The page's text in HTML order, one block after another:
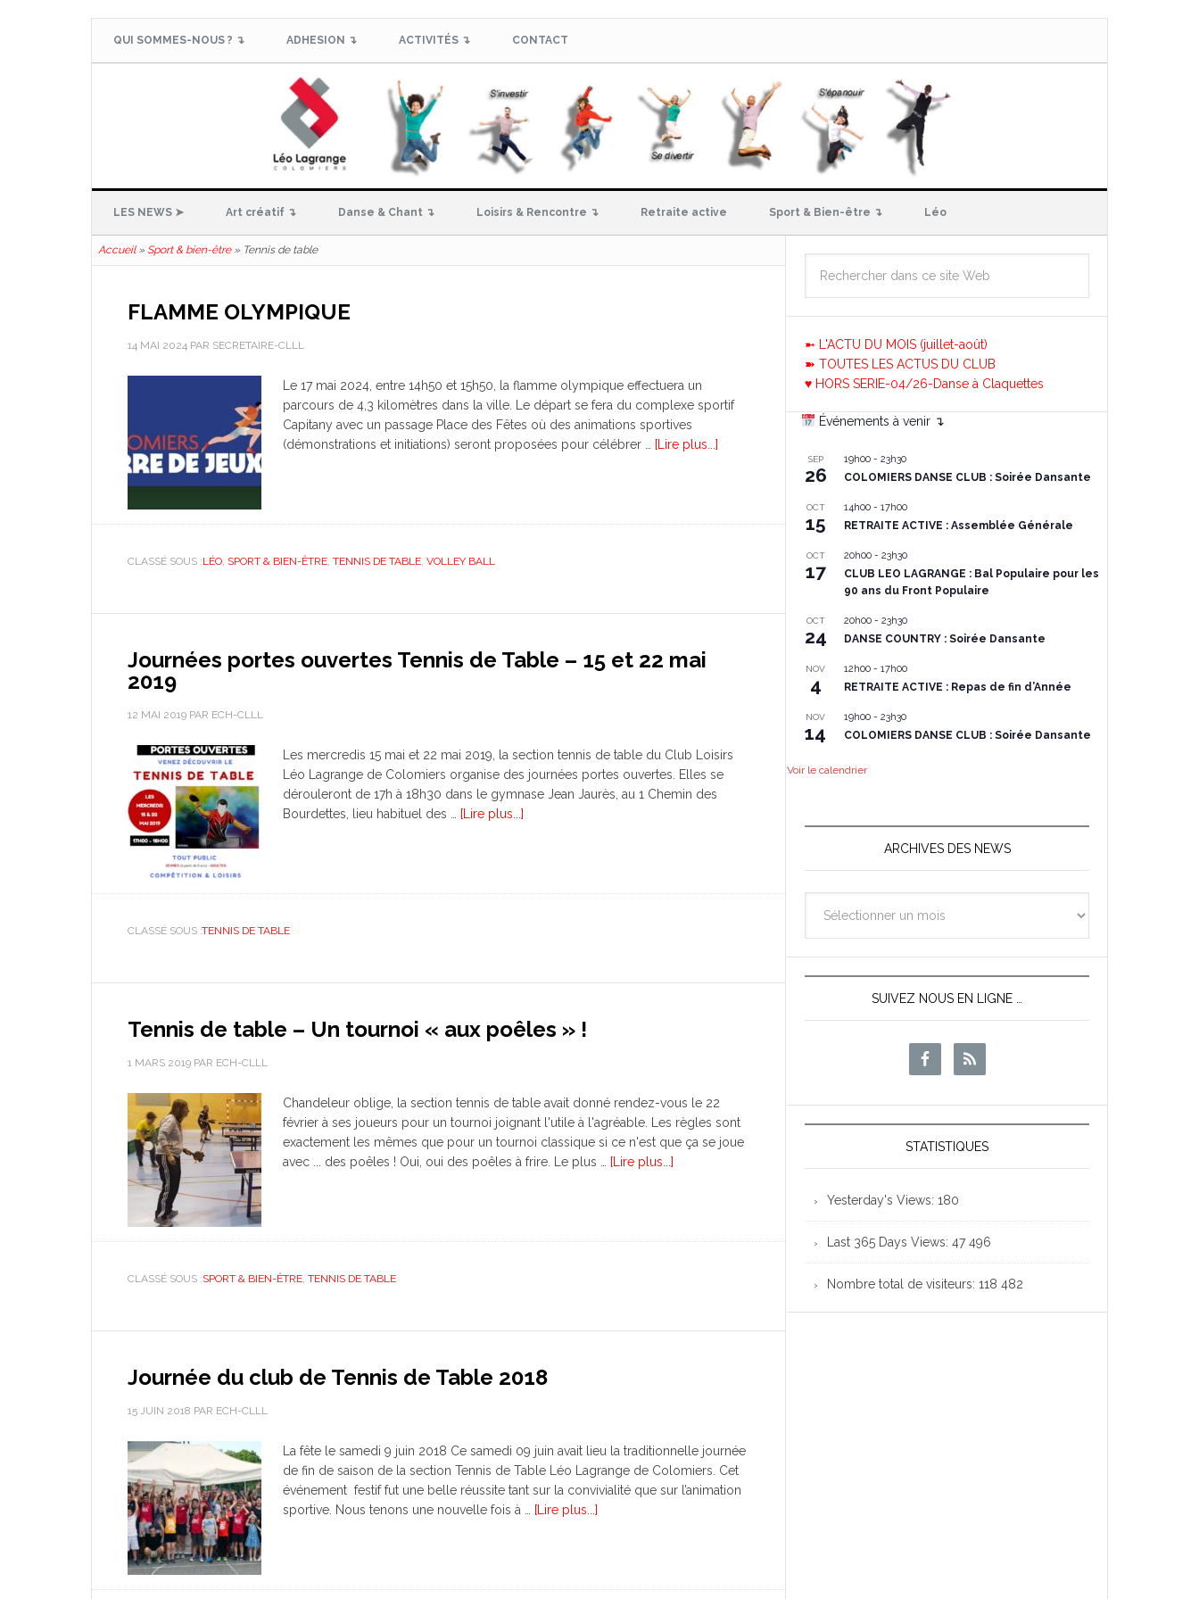
QUI SOMMES-NOUS ? ↴ ADHESION ↴ ACTIVITÉS ↴ CONTACT
LES NEWS ➤ Art créatif ↴ Danse & Chant ↴ Loisirs & Rencontre ↴ Retraite active Sport & Bien-être ↴ Léo
Accueil» Sport & bien-être» Tennis de table
FLAMME OLYMPIQUE
14 MAI 2024 PAR SECRETAIRE-CLLL
Le 17 mai 2024, entre 14h50 et 15h50, la flamme olympique effectuera un
parcours de 4,3 kilomètres dans la ville. Le départ se fera du complexe sportif
Capitany avec un passage Place des Fêtes où des animations sportives
(démonstrations et initiations) seront proposées pour célébrer …
[Lire plus...]
CLASSÉ SOUS :LÉO, SPORT & BIEN-ÊTRE, TENNIS DE TABLE, VOLLEY BALL
Journées portes ouvertes Tennis de Table – 15 et 22 mai
2019
12 MAI 2019 PAR ECH-CLLL
Les mercredis 15 mai et 22 mai 2019, la section tennis de table du Club Loisirs
Léo Lagrange de Colomiers organise des journées portes ouvertes. Elles se
dérouleront de 17h à 18h30 dans le gymnase Jean Jaurès, au 1 Chemin des
Bourdettes, lieu habituel des …
[Lire plus...]
CLASSÉ SOUS :TENNIS DE TABLE
Tennis de table – Un tournoi « aux poêles » !
1 MARS 2019 PAR ECH-CLLL
Chandeleur oblige, la section tennis de table avait donné rendez-vous le 22
février à ses joueurs pour un tournoi joignant l'utile à l'agréable. Les règles sont
exactement les mêmes que pour un tournoi classique si ce n'est que ça se joue
avec ... des poêles ! Oui, oui des poêles à frire. Le plus …
[Lire plus...]
CLASSÉ SOUS :SPORT & BIEN-ÊTRE, TENNIS DE TABLE
Journée du club de Tennis de Table 2018
15 JUIN 2018 PAR ECH-CLLL
La fête le samedi 9 juin 2018 Ce samedi 09 juin avait lieu la traditionnelle journée
de fin de saison de la section Tennis de Table Léo Lagrange de Colomiers. Cet
événement festif fut une belle réussite tant sur la convivialité que sur l’animation
sportive. Nous tenons une nouvelle fois à …
[Lire plus...]
➼ L'ACTU DU MOIS (juillet-août)
➽ TOUTES LES ACTUS DU CLUB
♥ HORS SERIE-04/26-Danse à Claquettes
Événements à venir ↴
SEP
26
19h00 - 23h30
COLOMIERS DANSE CLUB : Soirée Dansante
OCT
15
14h00 - 17h00
RETRAITE ACTIVE : Assemblée Générale
OCT
17
20h00 - 23h30
CLUB LEO LAGRANGE : Bal Populaire pour les
90 ans du Front Populaire
OCT
24
20h00 - 23h30
DANSE COUNTRY : Soirée Dansante
NOV
4
12h00 - 17h00
RETRAITE ACTIVE : Repas de fin d’Année
NOV
14
19h00 - 23h30
COLOMIERS DANSE CLUB : Soirée Dansante
Voir le calendrier
ARCHIVES DES NEWS
des
News
SUIVEZ NOUS EN LIGNE …
STATISTIQUES
Yesterday's Views: 180
Last 365 Days Views: 47 496
Nombre total de visiteurs: 118 482